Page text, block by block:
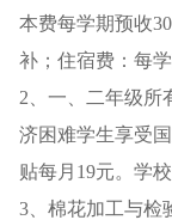
本费每学期预收
补；住宿费：每学
2、一、二年级所
济困难学生享受
贴每月19元。学
3、棉花加工与检